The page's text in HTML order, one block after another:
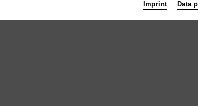
Imprint Data